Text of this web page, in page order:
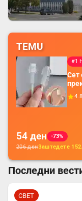
TEMU
#1
Сет
4.8
54 ден
-73%
206денЗаштедете
Последни
СВЕТ